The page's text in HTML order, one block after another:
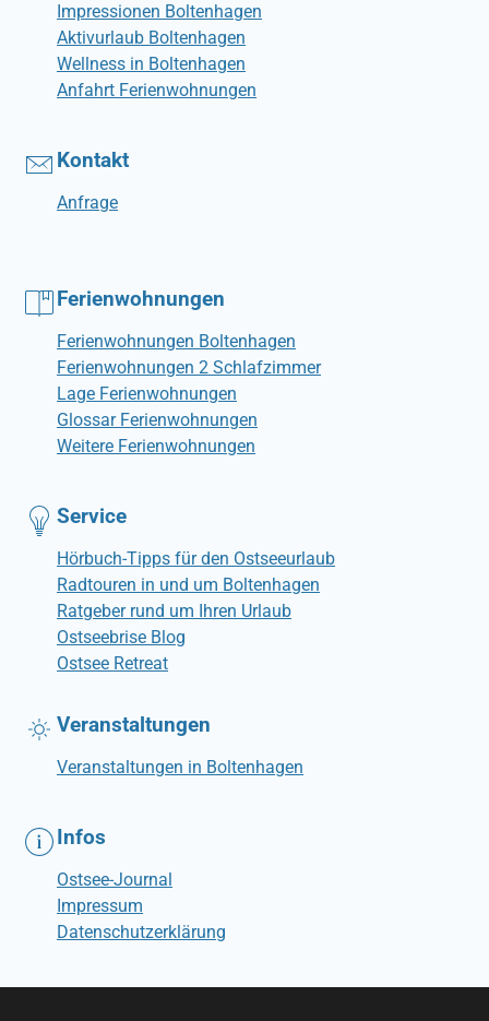
Impressionen Boltenhagen
Aktivurlaub Boltenhagen
Wellness in Boltenhagen
Anfahrt Ferienwohnungen
Kontakt
Anfrage
Ferienwohnungen
Ferienwohnungen Boltenhagen
Ferienwohnungen 2 Schlafzimmer
Lage Ferienwohnungen
Glossar Ferienwohnungen
Weitere Ferienwohnungen
Service
Hörbuch-Tipps für den Ostseeurlaub
Radtouren in und um Boltenhagen
Ratgeber rund um Ihren Urlaub
Ostseebrise Blog
Ostsee Retreat
Veranstaltungen
Veranstaltungen in Boltenhagen
Infos
Ostsee-Journal
Impressum
Datenschutzerklärung